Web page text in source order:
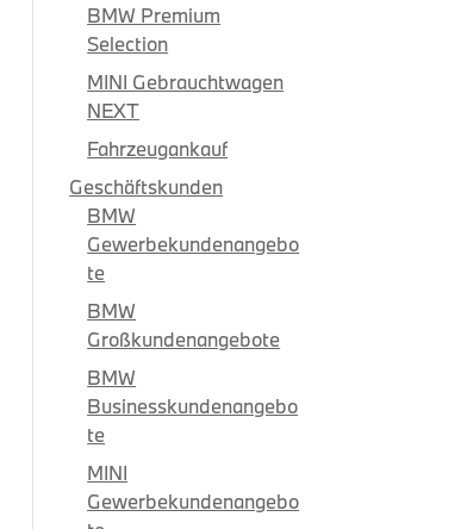
BMW Premium
Selection
MINI Gebrauchtwagen
NEXT
Fahrzeugankauf
Geschäftskunden
BMW
Gewerbekundenangebo
te
BMW
Großkundenangebote
BMW
Businesskundenangebo
te
MINI
Gewerbekundenangebo